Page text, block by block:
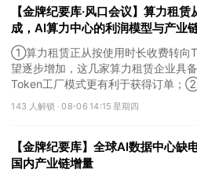
【金牌纪要库·风口会议】算力租
成，AI算力中心的利润模型与产业
①算力租赁正从按使用时长收费转向
望逐步增加，这几家算力租赁企业具
Token工厂模式更有利于获得订单；
至调度、模型适配、计费和安全，这
适配业务的企业也会受益Token工厂
143 人解锁 ·08-06 14:15 星期四
【金牌纪要库】全球AI数据中心缺
国内产业链增量